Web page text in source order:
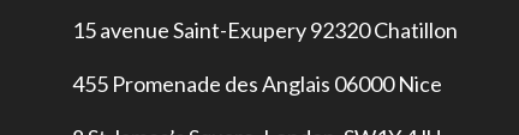
15 avenue Saint-Exupery 92320 Chatillon
455 Promenade des Anglais 06000 Nice